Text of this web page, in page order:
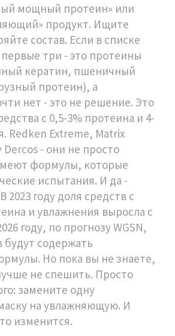
мощный протеин» или
продукт. Ищите
состав. Если в списке
три - это протеины
кератин, пшеничный
протеин), а
нет - это не решение. Это
с 0,5-3% протеина и 4-
Redken Extreme, Matrix
Dercos - они не просто
формулы, которые
испытания. И да -
2023 году доля средств с
и увлажнения выросла с
году, по прогнозу WGSN,
будут содержать
Но пока вы не знаете,
не спешить. Просто
замените одну
на увлажняющую. И
изменится.